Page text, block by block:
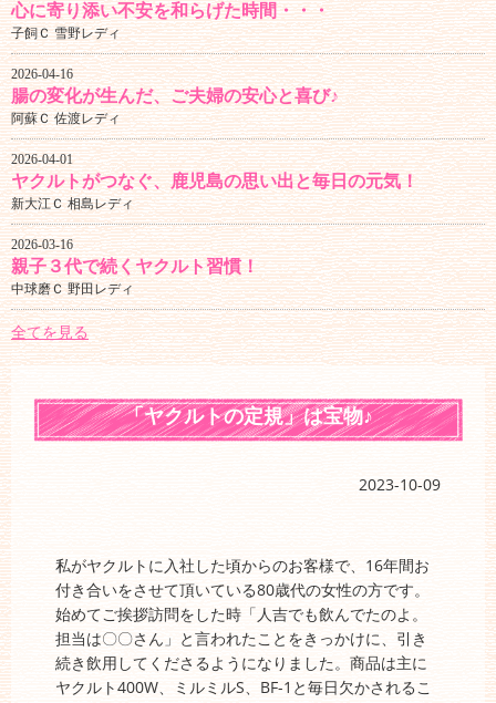
心に寄り添い不安を和らげた時間・・・
子飼Ｃ 雪野レディ
2026-04-16
腸の変化が生んだ、ご夫婦の安心と喜び♪
阿蘇Ｃ 佐渡レディ
2026-04-01
ヤクルトがつなぐ、鹿児島の思い出と毎日の元気！
新大江Ｃ 相島レディ
2026-03-16
親子３代で続くヤクルト習慣！
中球磨Ｃ 野田レディ
全てを見る
「ヤクルトの定規」は宝物♪
2023-10-09
私がヤクルトに入社した頃からのお客様で、16年間お
付き合いをさせて頂いている80歳代の女性の方です。
始めてご挨拶訪問をした時「人吉でも飲んでたのよ。
担当は〇〇さん」と言われたことをきっかけに、引き
続き飲用してくださるようになりました。商品は主に
ヤクルト400W、ミルミルS、BF-1と毎日欠かされるこ